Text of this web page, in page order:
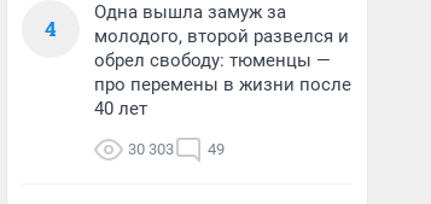
4
Одна вышла замуж за
молодого, второй развелся и
обрел свободу: тюменцы —
про перемены в жизни после
40 лет
30 303 49